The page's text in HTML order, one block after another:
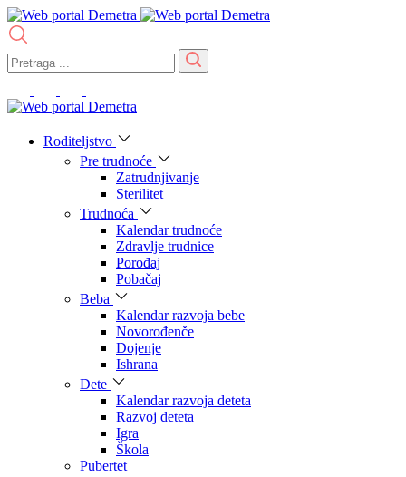
Roditeljstvo
Pre trudnoće
Zatrudnjivanje
Sterilitet
Trudnoća
Kalendar trudnoće
Zdravlje trudnice
Porođaj
Pobačaj
Beba
Kalendar razvoja bebe
Novorođenče
Dojenje
Ishrana
Dete
Kalendar razvoja deteta
Razvoj deteta
Igra
Škola
Pubertet